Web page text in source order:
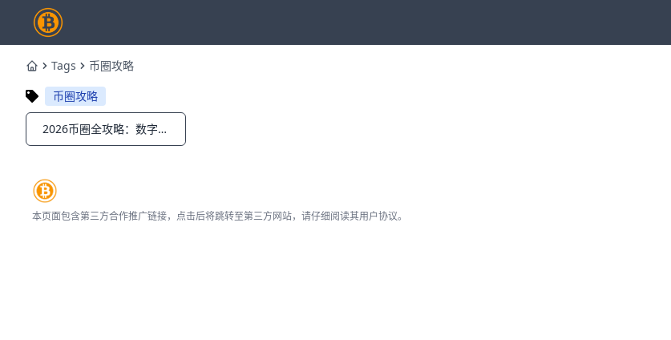
HomeTags
币圈攻略
币圈攻略
Notifications 2026币圈全攻略：数字货币市场结构+最新玩法解析
本页面包含第三方合作推广链接，点击后将跳转至第三方网站，请仔细阅读其用户协议。